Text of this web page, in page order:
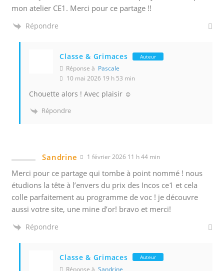
mon atelier CE1. Merci pour ce partage !!
Répondre
Classe & Grimaces Auteur
Réponse à Pascale
10 mai 2026 19 h 53 min
Chouette alors ! Avec plaisir ☺️
Répondre
Sandrine 1 février 2026 11 h 44 min
Merci pour ce partage qui tombe à point nommé ! nous
étudions la tête à l’envers du prix des Incos ce1 et cela
colle parfaitement au programme de voc ! je découvre
aussi votre site, une mine d’or! bravo et merci!
Répondre
Classe & Grimaces Auteur
Réponse àSandrine